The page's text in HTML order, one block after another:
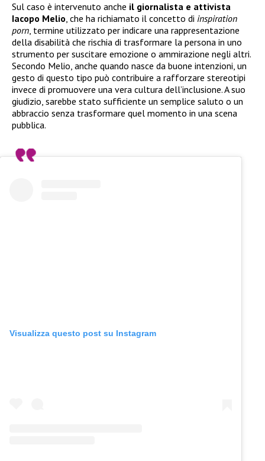
Sul caso è intervenuto anche il giornalista e attivista
Iacopo Melio, che ha richiamato il concetto di inspiration
porn, termine utilizzato per indicare una rappresentazione
della disabilità che rischia di trasformare la persona in uno
strumento per suscitare emozione o ammirazione negli altri.
Secondo Melio, anche quando nasce da buone intenzioni, un
gesto di questo tipo può contribuire a rafforzare stereotipi
invece di promuovere una vera cultura dell’inclusione. A suo
giudizio, sarebbe stato sufficiente un semplice saluto o un
abbraccio senza trasformare quel momento in una scena
pubblica.
Visualizza questo post su Instagram